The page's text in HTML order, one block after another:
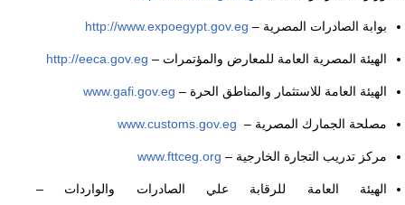
بوابة الصادرات المصرية – http://www.expoegypt.gov.eg
الهيئة المصرية العامة للمعارض والمؤتمرات – http://eeca.gov.eg
الهيئة العامة للاستثمار والمناطق الحرة – www.gafi.gov.eg
مصلحة الجمارك المصرية – www.customs.gov.eg
مركز تدريب التجارة الخارجية – www.fttceg.org
الهيئة العامة للرقابة علي الصادرات والواردات –